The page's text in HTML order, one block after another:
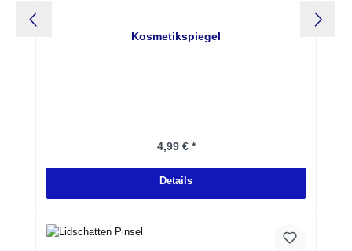
Kosmetikspiegel
Regulärer Preis:
4,99 € *
Details